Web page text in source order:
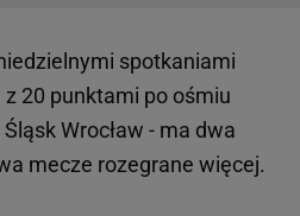
spotkaniami
20 punktami po ośmiu
Wrocław - ma dwa
mecze rozegrane więcej.